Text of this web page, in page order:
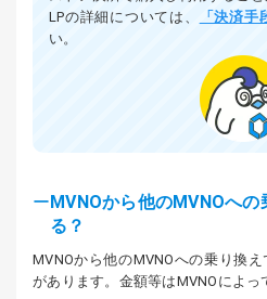
LPの詳細については、
「決済手
い。
MVNOから他のMVNOへ
る？
MVNOから他のMVNOへの乗り換
があります。金額等はMVNOによっ